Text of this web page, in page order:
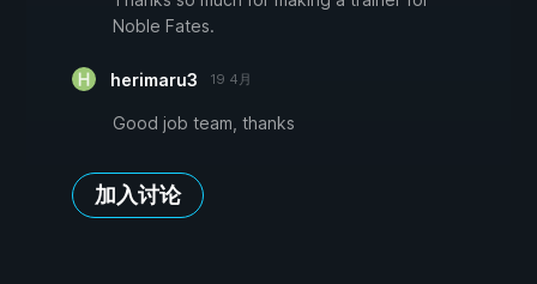
Noble Fates.
herimaru3 19 4月
Good job team, thanks
加入讨论